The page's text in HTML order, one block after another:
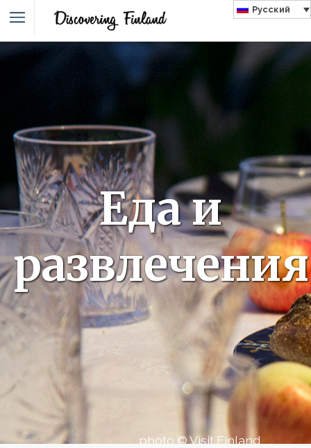
Русский
Еда и
развлечения
photo © Visit Finland